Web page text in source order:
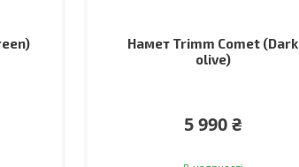
Намет Trimm Comet (Dark
olive)
5 990 ₴